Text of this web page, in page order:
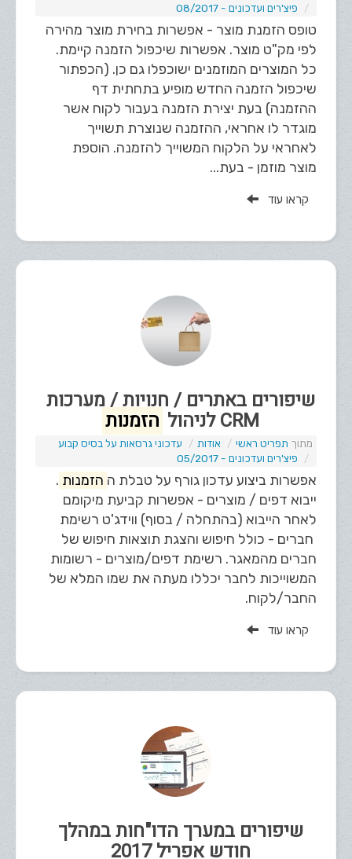
פיצ'רים ועדכונים - 08/2017
טופס הזמנת מוצר - אפשרות בחירת מוצר מהירה
לפי מק"ט מוצר. אפשרות שיכפול הזמנה קיימת.
כל המוצרים המוזמנים ישוכפלו גם כן. (הכפתור
שיכפול הזמנה החדש מופיע בתחתית דף
ההזמנה) בעת יצירת הזמנה בעבור לקוח אשר
מוגדר לו אחראי, ההזמנה שנוצרת תשוייך
לאחראי על הלקוח המשוייך להזמנה. הוספת
מוצר מוזמן - בעת...
קראו עוד
שיפורים באתרים / חנויות / מערכות
CRM לניהול הזמנות
תפריט ראשי אודות
עדכוני גרסאות על בסיס קבוע
פיצ'רים ועדכונים - 05/2017
אפשרות ביצוע עדכון גורף על טבלת ה הזמנות .
ייבוא דפים / מוצרים - אפשרות קביעת מיקומם
לאחר הייבוא (בהתחלה / בסוף) ווידג'ט רשימת
חברים - כולל חיפוש והצגת תוצאות חיפוש של
חברים מהמאגר. רשימת דפים/מוצרים - רשומות
המשוייכות לחבר יכללו מעתה את שמו המלא של
החבר/לקוח.
קראו עוד
שיפורים במערך הדו"חות במהלך
חודש אפריל 2017